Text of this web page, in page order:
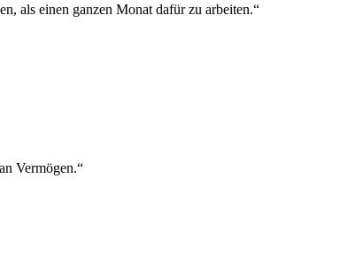
als einen ganzen Monat dafür zu arbeiten.“
Vermögen.“